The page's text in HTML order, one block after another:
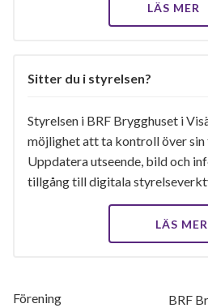
LÄS MER
Sitter du i styrelsen?
Styrelsen i BRF Brygghuset i
möjlighet att ta kontroll över sin
Uppdatera utseende, bild och
tillgång till digitala
LÄS MER
Förening BRF